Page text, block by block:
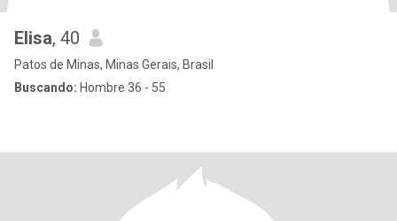
Elisa, 40
Patos de Minas, Minas Gerais, Brasil
Buscando: Hombre 36 - 55